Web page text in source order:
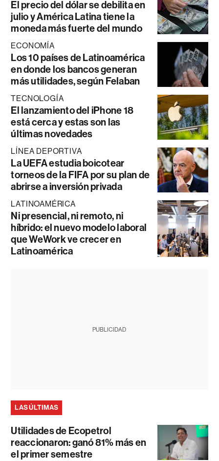
El precio del dólar se debilita en
julio y América Latina tiene la
moneda más fuerte del mundo
ECONOMÍA
Los 10 países de Latinoamérica
en donde los bancos generan
más utilidades, según Felaban
TECNOLOGÍA
El lanzamiento del iPhone 18
está cerca y estas son las
últimas novedades
LÍNEA DEPORTIVA
La UEFA estudia boicotear
torneos de la FIFA por su plan de
abrirse a inversión privada
LATINOAMÉRICA
Ni presencial, ni remoto, ni
híbrido: el nuevo modelo laboral
que WeWork ve crecer en
Latinoamérica
PUBLICIDAD
LAS ÚLTIMAS
Utilidades de Ecopetrol
reaccionaron: ganó 81% más en
el primer semestre